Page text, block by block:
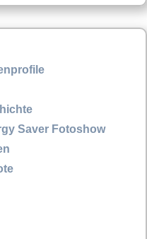
Saver Fotoshow